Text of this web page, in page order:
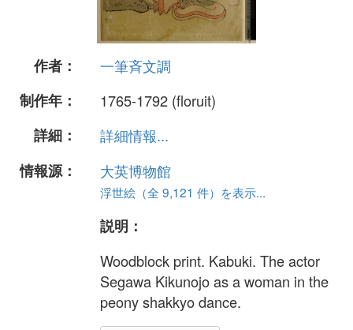
作者：
一筆斉文調
制作年：
1765-1792 (floruit)
詳細：
詳細情報...
情報源：
大英博物館
浮世絵（全 9,121 件）を表示...
説明：
Woodblock print. Kabuki. The actor
Segawa Kikunojo as a woman in the
peony shakkyo dance.